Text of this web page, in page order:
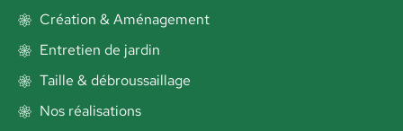
Création & Aménagement
Entretien de jardin
Taille & débroussaillage
Nos réalisations